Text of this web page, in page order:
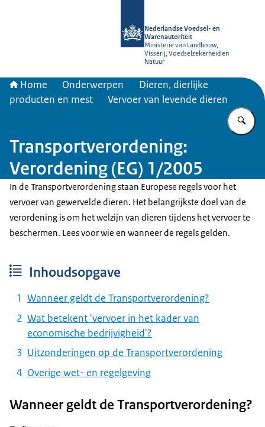
Nederlandse Voedsel- en
Warenautoriteit
Ministerie van Landbouw,
Visserij, Voedselzekerheid en
Natuur
Home Onderwerpen
Dieren, dierlijke
producten en mest
Vervoer van levende dieren
Transportverordening:
Verordening (EG) 1/2005
In de Transportverordening staan Europese regels voor het
vervoer van gewervelde dieren. Het belangrijkste doel van de
verordening is om het welzijn van dieren tijdens het vervoer te
beschermen. Lees voor wie en wanneer de regels gelden.
Inhoudsopgave
Wanneer geldt de Transportverordening?
Wat betekent 'vervoer in het kader van
economische bedrijvigheid'?
Uitzonderingen op de Transportverordening
Overige wet- en regelgeving
Wanneer geldt de Transportverordening?